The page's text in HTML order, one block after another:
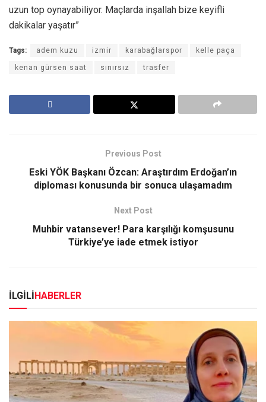
uzun top oynayabiliyor. Maçlarda inşallah bize keyifli
dakikalar yaşatır”
Tags: adem kuzu izmir karabağlarspor kelle paça
kenan gürsen saat sınırsız trasfer
Previous Post
Eski YÖK Başkanı Özcan: Araştırdım Erdoğan’ın
diploması konusunda bir sonuca ulaşamadım
Next Post
Muhbir vatansever! Para karşılığı komşusunu
Türkiye’ye iade etmek istiyor
İLGİLİ HABERLER